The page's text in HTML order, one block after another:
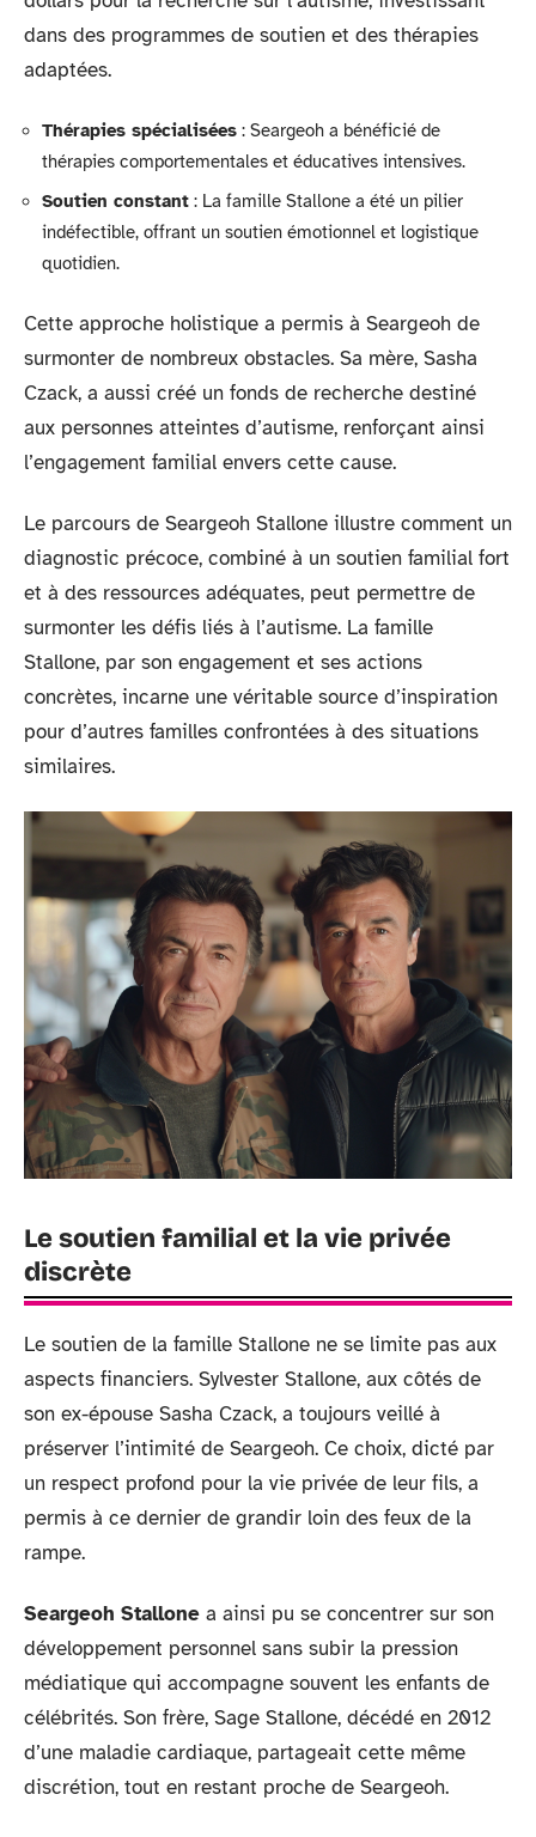
dans des programmes de soutien et des thérapies
adaptées.
Thérapies spécialisées : Seargeoh a bénéficié de
thérapies comportementales et éducatives intensives.
Soutien constant : La famille Stallone a été un pilier
indéfectible, offrant un soutien émotionnel et logistique
quotidien.
Cette approche holistique a permis à Seargeoh de
surmonter de nombreux obstacles. Sa mère, Sasha
Czack, a aussi créé un fonds de recherche destiné
aux personnes atteintes d’autisme, renforçant ainsi
l’engagement familial envers cette cause.
Le parcours de Seargeoh Stallone illustre comment un
diagnostic précoce, combiné à un soutien familial fort
et à des ressources adéquates, peut permettre de
surmonter les défis liés à l’autisme. La famille
Stallone, par son engagement et ses actions
concrètes, incarne une véritable source d’inspiration
pour d’autres familles confrontées à des situations
similaires.
Le soutien familial et la vie privée
discrète
Le soutien de la famille Stallone ne se limite pas aux
aspects financiers. Sylvester Stallone, aux côtés de
son ex-épouse Sasha Czack, a toujours veillé à
préserver l’intimité de Seargeoh. Ce choix, dicté par
un respect profond pour la vie privée de leur fils, a
permis à ce dernier de grandir loin des feux de la
rampe.
Seargeoh Stallone a ainsi pu se concentrer sur son
développement personnel sans subir la pression
médiatique qui accompagne souvent les enfants de
célébrités. Son frère, Sage Stallone, décédé en 2012
d’une maladie cardiaque, partageait cette même
discrétion, tout en restant proche de Seargeoh.